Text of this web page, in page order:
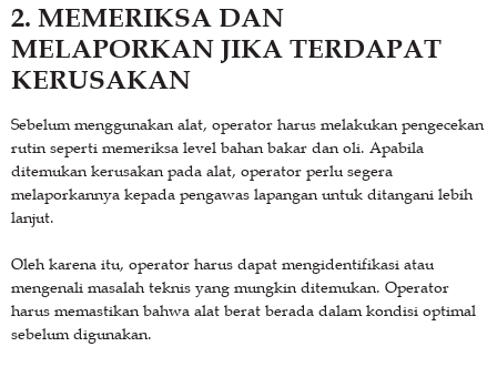
2. MEMERIKSA DAN
MELAPORKAN JIKA TERDAPAT
KERUSAKAN
Sebelum menggunakan alat, operator harus melakukan pengecekan
rutin seperti memeriksa level bahan bakar dan oli. Apabila
ditemukan kerusakan pada alat, operator perlu segera
melaporkannya kepada pengawas lapangan untuk ditangani lebih
lanjut.
Oleh karena itu, operator harus dapat mengidentifikasi atau
mengenali masalah teknis yang mungkin ditemukan. Operator
harus memastikan bahwa alat berat berada dalam kondisi optimal
sebelum digunakan.